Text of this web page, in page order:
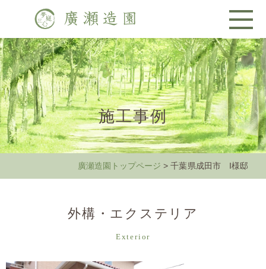
施工事例
廣瀬造園トップページ > 千葉県成田市 I様邸
外構・エクステリア